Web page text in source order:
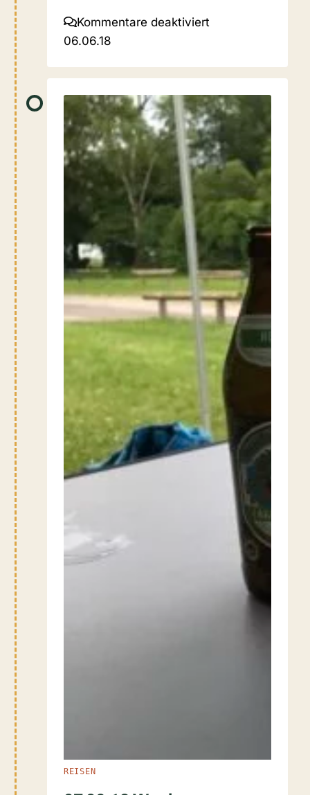
Kommentare deaktiviert
06.06.18
REISEN